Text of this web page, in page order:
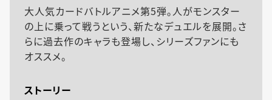
大人気カードバトルアニメ第5弾。人がモンスター
の上に乗って戦うという、新たなデュエルを展開。さ
らに過去作のキャラも登場し、シリーズファンにも
オススメ。
ストーリー